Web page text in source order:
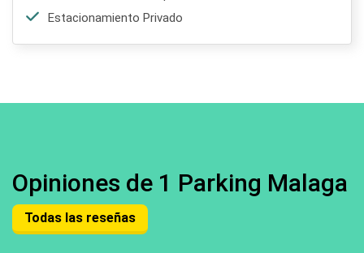
Estacionamiento Privado
Opiniones de 1 Parking Malaga
Todas las reseñas